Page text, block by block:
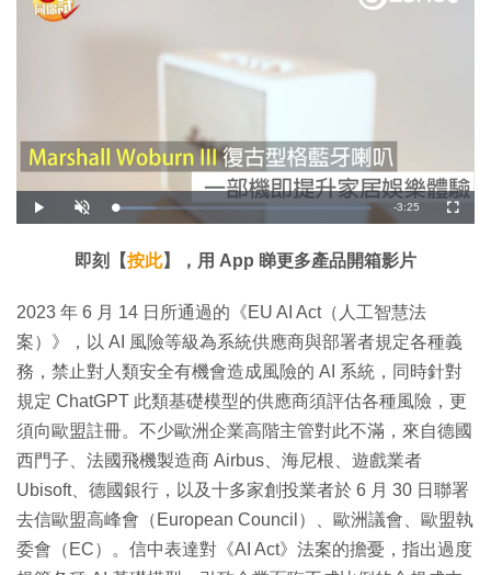
播
放
開
啟
載
入
:
1
%
剩
時
間
-3:25
全
螢
即刻【按此】，用 App 睇更多產品開箱影片
2023 年 6 月 14 日所通過的《EU AI Act（人工智慧法
案）》，以 AI 風險等級為系統供應商與部署者規定各種義
務，禁止對人類安全有機會造成風險的 AI 系統，同時針對
規定 ChatGPT 此類基礎模型的供應商須評估各種風險，更
須向歐盟註冊。不少歐洲企業高階主管對此不滿，來自德國
西門子、法國飛機製造商 Airbus、海尼根、遊戲業者
Ubisoft、德國銀行，以及十多家創投業者於 6 月 30 日聯署
去信歐盟高峰會（European Council）、歐洲議會、歐盟執
委會（EC）。信中表達對《AI Act》法案的擔憂，指出過度